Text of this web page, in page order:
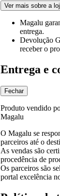
Ver mais sobre a
Magalu
entrega.
Devolução
receber o
Entrega e
Fechar
Produto vendido
Magalu
O Magalu se
parceiros até o
As vendas são
procedência de
Os parceiros são
portal excelência